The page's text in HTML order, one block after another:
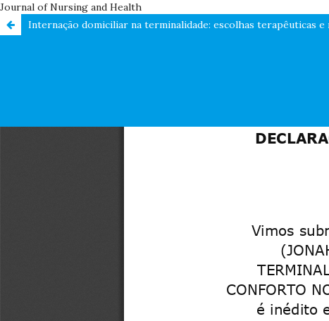
Journal of Nursing and Health
Internação domiciliar na terminalidade: escolhas terapêuticas